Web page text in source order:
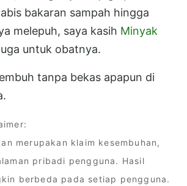
bakaran sampah hingga
melepuh, saya kasih Minyak
untuk obatnya.
tanpa bekas apapun di
merupakan klaim kesembuhan,
pribadi pengguna. Hasil
berbeda pada setiap pengguna.